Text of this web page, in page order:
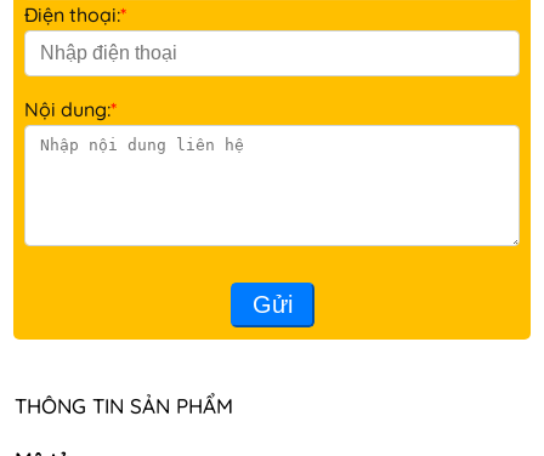
Điện thoại:*
Nội dung:*
Gửi
THÔNG TIN SẢN PHẨM